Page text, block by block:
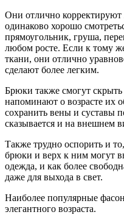
Они отлично
одинаково хорошо
прямоугольник, груша,
любом росте. Если к тому
ткани, они отлично
сделают более легким.
Брюки также смогут скрыть
напоминают о возрасте их
сохранить вены и суставы
сказывается и на внешнем
Также трудно оспорить и
брюки и верх к ним могут
одежда, и как более
даже для выхода в свет.
Наиболее популярные
элегантного возраста.